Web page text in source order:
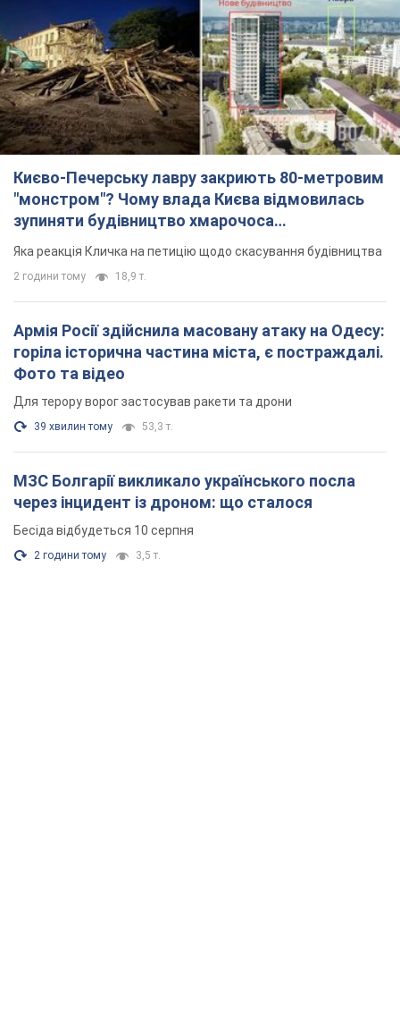
Києво-Печерську лавру закриють 80-метровим
"монстром"? Чому влада Києва відмовилась
зупиняти будівництво хмарочоса
"московського вірянина"
Яка реакція Кличка на петицію щодо скасування будівництва
2 години тому 18,9 т.
Армія Росії здійснила масовану атаку на Одесу:
горіла історична частина міста, є постраждалі.
Фото та відео
Для терору ворог застосував ракети та дрони
39 хвилин тому 53,3 т.
МЗС Болгарії викликало українського посла
через інцидент із дроном: що сталося
Бесіда відбудеться 10 серпня
2 години тому 3,5 т.